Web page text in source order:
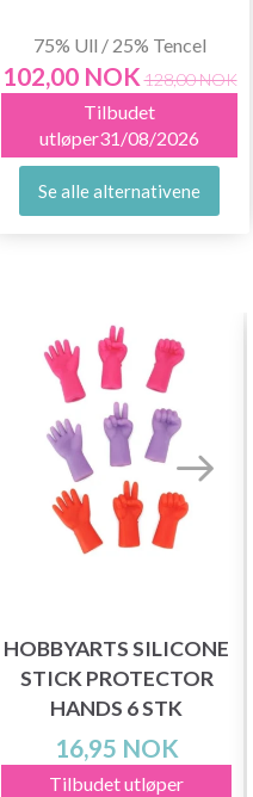
75% Ull / 25% Tencel
102,00 NOK 128,00 NOK
Tilbudet
utløper31/08/2026
Se alle alternativene
HOBBYARTS SILICONE
STICK PROTECTOR
HANDS 6 STK
16,95 NOK
Tilbudet utløper